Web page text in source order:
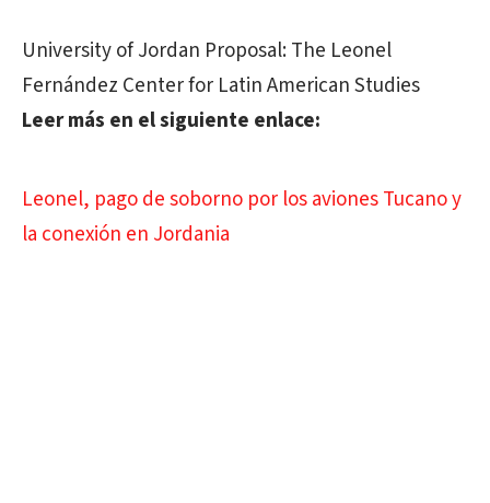
University of Jordan Proposal: The Leonel
Fernández Center for Latin American Studies
Leer más en el siguiente enlace:
Leonel, pago de soborno por los aviones Tucano y
la conexión en Jordania